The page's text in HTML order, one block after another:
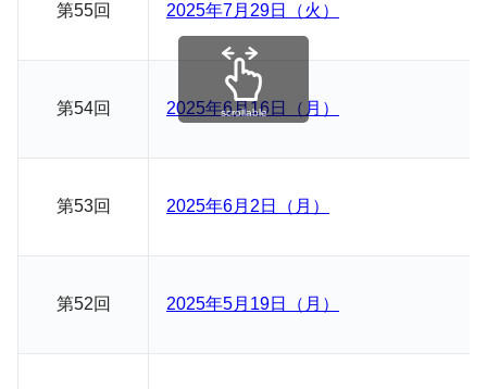
第55回 2025年7月29日（火）
第54回 2025年6月16日（月）
第53回 2025年6月2日（月）
第52回 2025年5月19日（月）
scrollable